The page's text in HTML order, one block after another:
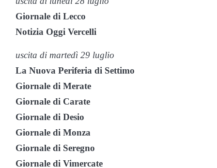
Giornale di Lecco
Notizia Oggi Vercelli
uscita di martedì 29 luglio
La Nuova Periferia di Settimo
Giornale di Merate
Giornale di Carate
Giornale di Desio
Giornale di Monza
Giornale di Seregno
Giornale di Vimercate